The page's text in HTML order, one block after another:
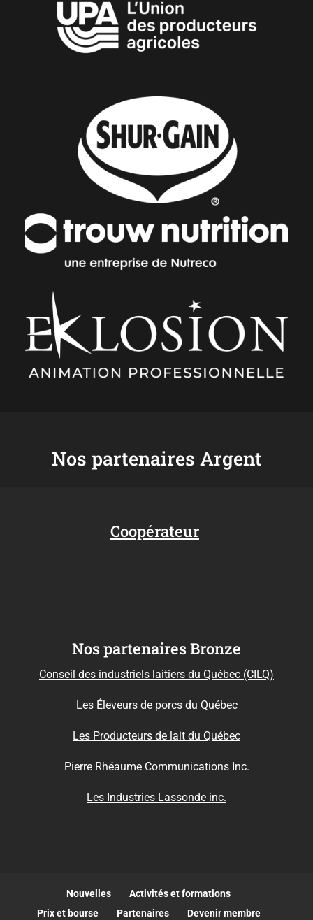
Nos partenaires Argent
Coopérateur
Nos partenaires Bronze
Conseil des industriels laitiers du Québec (CILQ)
Les Éleveurs de porcs du Québec
Les Producteurs de lait du Québec
Pierre Rhéaume Communications Inc.
Les Industries Lassonde inc.
Nouvelles
Activités et formations
Prix et bourse
Partenaires Devenir membre